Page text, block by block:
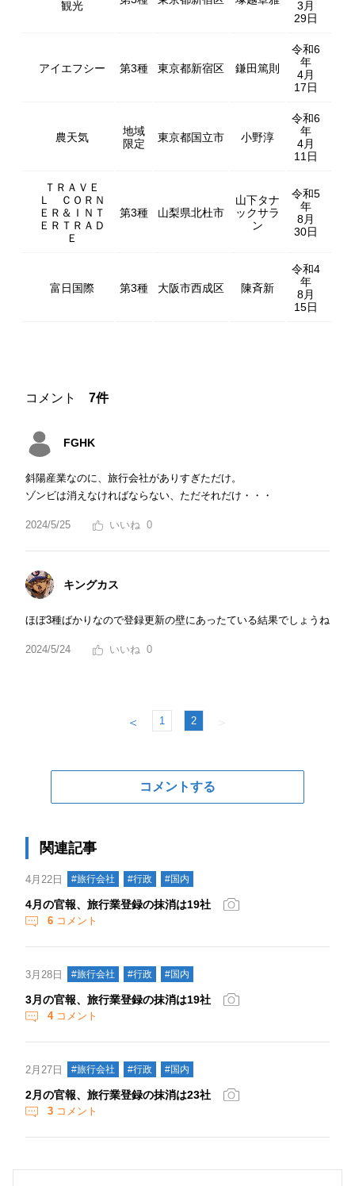
観光
3月
29日
アイエフシー 第3種 東京都新宿区 鎌田篤則
令和6
年
4月
17日
農天気
地域
限定
東京都国立市 小野淳
令和6
年
4月
11日
ＴＲＡＶＥ
Ｌ ＣＯＲＮ
ＥＲ＆ＩＮＴ
ＥＲＴＲＡＤ
Ｅ
第3種 山梨県北杜市
山下タナ
ックサラ
ン
令和5
年
8月
30日
富日国際 第3種 大阪市西成区 陳斉新
令和4
年
8月
15日
コメント 7件
FGHK
斜陽産業なのに、旅行会社がありすぎただけ。
ゾンビは消えなければならない、ただそれだけ・・・
2024/5/25 0
キングカス
ほぼ3種ばかりなので登録更新の壁にあったている結果でしょうね
2024/5/24 0
＜ 1 2 ＞
コメントする
関連記事
4月22日 #旅行会社 #行政 #国内
4月の官報、旅行業登録の抹消は19社
6 コメント
3月28日 #旅行会社 #行政 #国内
3月の官報、旅行業登録の抹消は19社
4コメント
2月27日 #旅行会社 #行政 #国内
2月の官報、旅行業登録の抹消は23社
3 コメント